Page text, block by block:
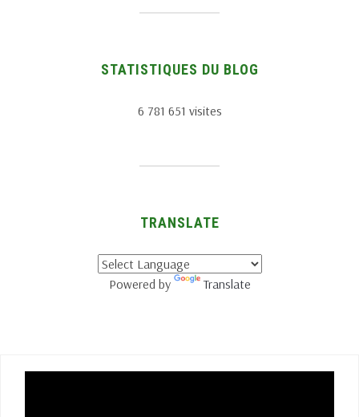
STATISTIQUES DU BLOG
6 781 651 visites
TRANSLATE
Powered by Translate